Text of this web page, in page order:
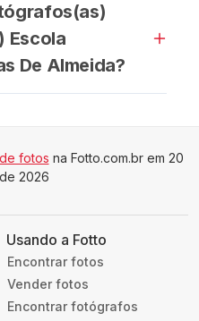
Escola
De Almeida?
fotos na Fotto.com.br em 20
2026
Usando a Fotto
Encontrar fotos
Vender fotos
Encontrar fotógrafos